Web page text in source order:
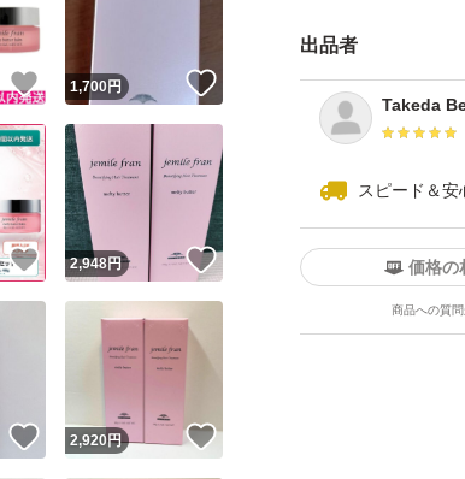
出品者
Takeda
スピード＆安
価格の
商品への質
いいね！
1,700円
いいね！
2,948円 いいね！
いいね！
2,920円 いいね！